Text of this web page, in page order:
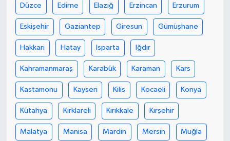
Düzce Edirne Elazığ Erzincan Erzurum
Eskişehir Gaziantep Giresun Gümüşhane
Hakkari Hatay Isparta Iğdır
Kahramanmaraş Karabük Karaman Kars
Kastamonu Kayseri Kilis Kocaeli Konya
Kütahya Kırklareli Kırıkkale Kırşehir
Malatya Manisa Mardin Mersin Muğla